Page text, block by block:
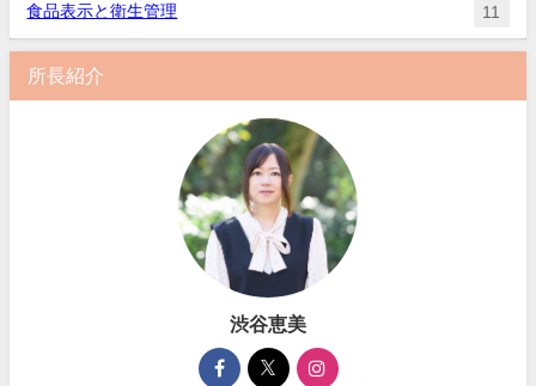
食品表示と衛生管理 11
所長紹介
渋谷恵美